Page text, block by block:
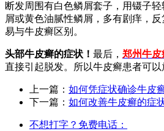
断发周围有白色鳞屑套子，用镊子
屑或黄色油腻性鳞屑，多有剧痒，
易与牛皮癣区别。
头部牛皮癣的症状！ 最后， 郑州牛皮
直接引起脱发。所以牛皮癣患者可以
上一篇： 如何凭症状确诊牛皮
下一篇： 如何改善牛皮癣的症
不想打字？免费电话：